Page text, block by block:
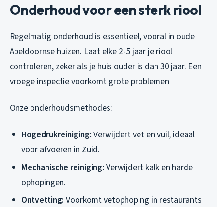
Onderhoud voor een sterk riool
Regelmatig onderhoud is essentieel, vooral in oude
Apeldoornse huizen. Laat elke 2-5 jaar je riool
controleren, zeker als je huis ouder is dan 30 jaar. Een
vroege inspectie voorkomt grote problemen.
Onze onderhoudsmethodes:
Hogedrukreiniging: Verwijdert vet en vuil, ideaal
voor afvoeren in Zuid.
Mechanische reiniging: Verwijdert kalk en harde
ophopingen.
Ontvetting: Voorkomt vetophoping in restaurants